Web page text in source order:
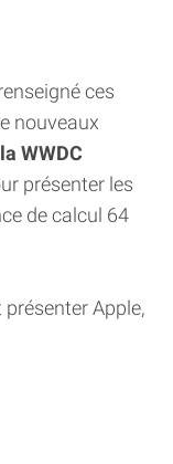
ces
nouveaux
WWDC
présenter les
de calcul 64
Apple,